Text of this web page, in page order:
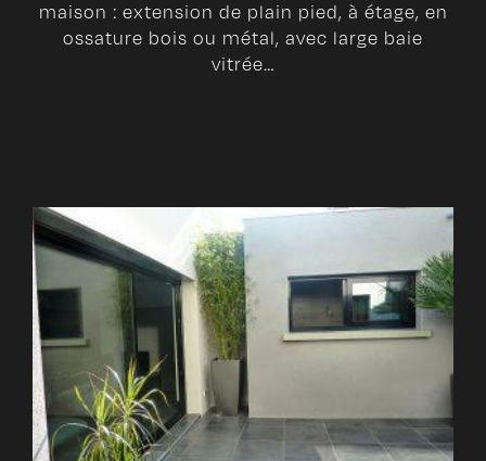
maison : extension de plain pied, à étage, en
ossature bois ou métal, avec large baie
vitrée…